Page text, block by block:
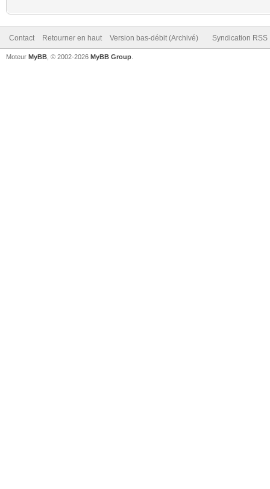
Contact Retourner en haut Version bas-débit (Archivé) Syndication RSS
Moteur MyBB , © 2002-2026 MyBB Group